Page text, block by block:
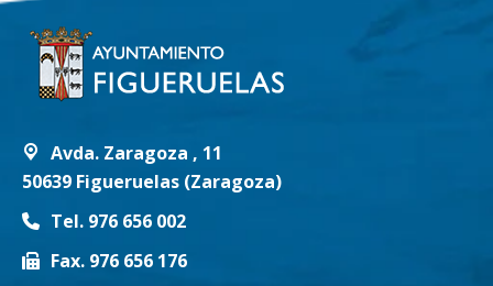
Avda. Zaragoza , 11
50639 Figueruelas (Zaragoza)
Tel. 976 656 002
Fax. 976 656 176